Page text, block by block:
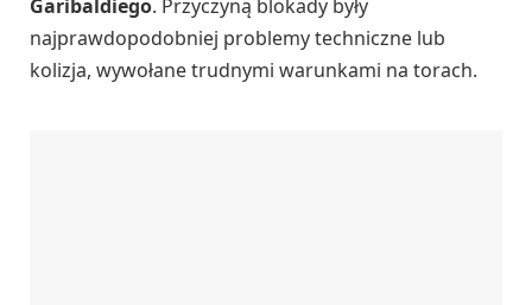
Garibaldiego. Przyczyną blokady były
najprawdopodobniej problemy techniczne lub
kolizja, wywołane trudnymi warunkami na torach.